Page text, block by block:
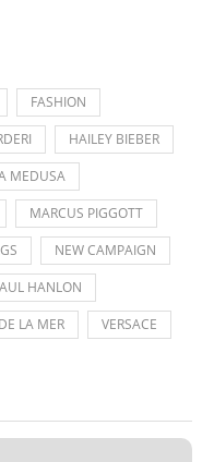
FASHION
HAILEY BIEBER
MEDUSA
MARCUS PIGGOTT
NEW CAMPAIGN
HANLON
LA MER
VERSACE